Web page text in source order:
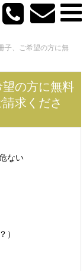
子、ご希望の方に無
の方に無料
求くださ
ない
）